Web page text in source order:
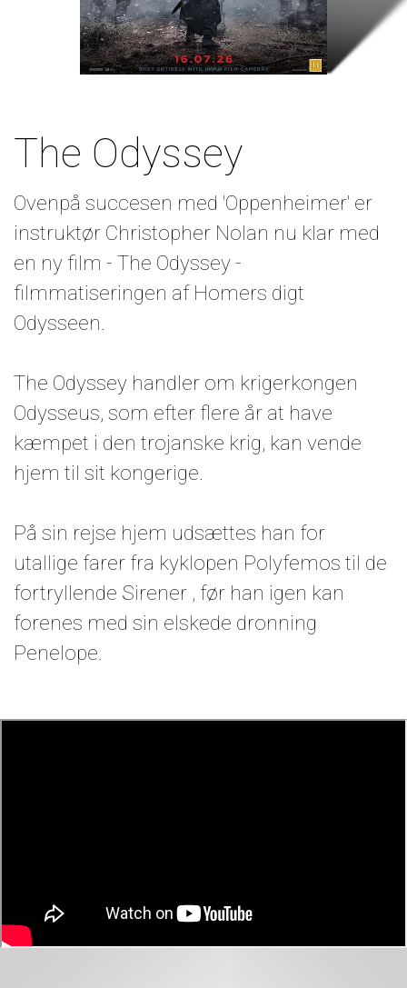
The Odyssey
Ovenpå succesen med 'Oppenheimer' er
instruktør Christopher Nolan nu klar med
en ny film - The Odyssey -
filmmatiseringen af Homers digt
Odysseen.
The Odyssey handler om krigerkongen
Odysseus, som efter flere år at have
kæmpet i den trojanske krig, kan vende
hjem til sit kongerige.
På sin rejse hjem udsættes han for
utallige farer fra kyklopen Polyfemos til de
fortryllende Sirener , før han igen kan
forenes med sin elskede dronning
Penelope.